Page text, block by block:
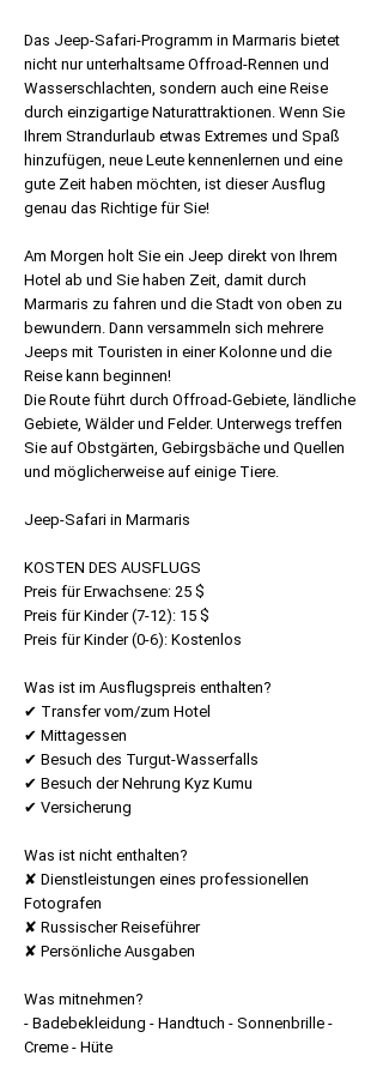
Das Jeep-Safari-Programm in Marmaris bietet
nicht nur unterhaltsame Offroad-Rennen und
Wasserschlachten, sondern auch eine Reise
durch einzigartige Naturattraktionen. Wenn Sie
Ihrem Strandurlaub etwas Extremes und Spaß
hinzufügen, neue Leute kennenlernen und eine
gute Zeit haben möchten, ist dieser Ausflug
genau das Richtige für Sie!
Am Morgen holt Sie ein Jeep direkt von Ihrem
Hotel ab und Sie haben Zeit, damit durch
Marmaris zu fahren und die Stadt von oben zu
bewundern. Dann versammeln sich mehrere
Jeeps mit Touristen in einer Kolonne und die
Reise kann beginnen!
Die Route führt durch Offroad-Gebiete, ländliche
Gebiete, Wälder und Felder. Unterwegs treffen
Sie auf Obstgärten, Gebirgsbäche und Quellen
und möglicherweise auf einige Tiere.
Jeep-Safari in Marmaris
KOSTEN DES AUSFLUGS
Preis für Erwachsene: 25 $
Preis für Kinder (7-12): 15 $
Preis für Kinder (0-6): Kostenlos
Was ist im Ausflugspreis enthalten?
✔ Transfer vom/zum Hotel
✔ Mittagessen
✔ Besuch des Turgut-Wasserfalls
✔ Besuch der Nehrung Kyz Kumu
✔ Versicherung
Was ist nicht enthalten?
✘ Dienstleistungen eines professionellen
Fotografen
✘ Russischer Reiseführer
✘ Persönliche Ausgaben
Was mitnehmen?
- Badebekleidung - Handtuch - Sonnenbrille -
Creme - Hüte